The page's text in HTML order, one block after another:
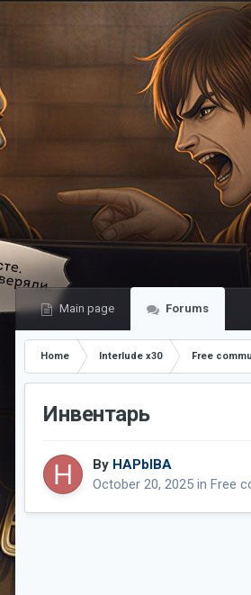
Main page Forums
Home Interlude x30 Free
Инвентарь
By HAPbIBA
October 20, 2025 in Free